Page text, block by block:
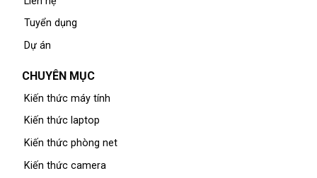
Tuyển dụng
Dự án
CHUYÊN MỤC
Kiến thức máy tính
Kiến thức laptop
Kiến thức phòng net
Kiến thức camera